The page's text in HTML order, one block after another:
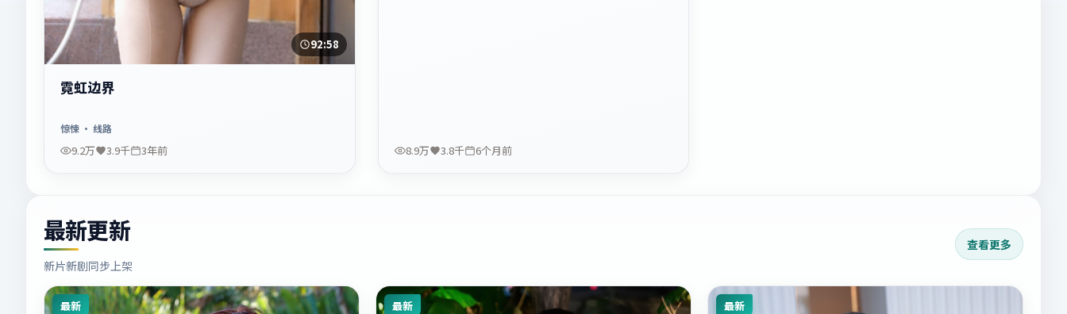
92:58
霓虹边界
惊悚· 线路
9.2万 3.9千 3年前 8.9万 3.8千 6个月前
最新更新
新片新剧同步上架
查看更多
最新 最新 最新